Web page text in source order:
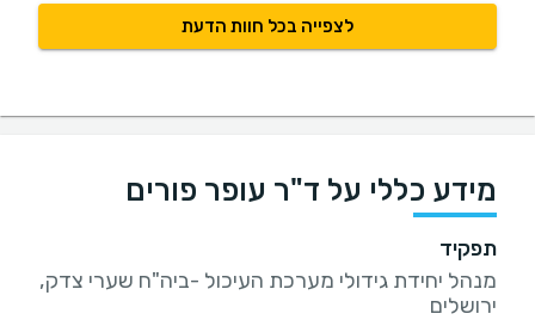
לצפייה בכל חוות הדעת
מידע כללי על ד"ר עופר פורים
תפקיד
מנהל יחידת גידולי מערכת העיכול -ביה"ח שערי צדק,
ירושלים